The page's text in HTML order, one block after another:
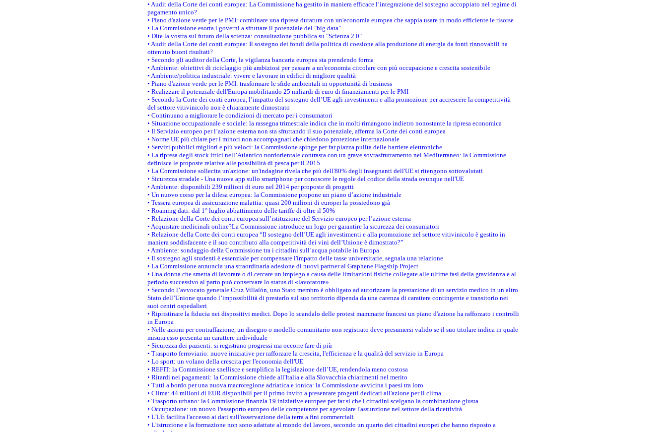
• Audit della Corte dei conti europea: La Commissione ha gestito in maniera efficace l’integrazione del sostegno accoppiato nel regime di
pagamento unico?
• Piano d'azione verde per le PMI: combinare una ripresa duratura con un'economia europea che sappia usare in modo efficiente le risorse
• La Commissione esorta i governi a sfruttare il potenziale dei "big data"
• Dite la vostra sul futuro della scienza: consultazione pubblica su "Scienza 2.0"
• Audit della Corte dei conti europea: Il sostegno dei fondi della politica di coesione alla produzione di energia da fonti rinnovabili ha
ottenuto buoni risultati?
• Secondo gli auditor della Corte, la vigilanza bancaria europea sta prendendo forma
• Ambiente: obiettivi di riciclaggio più ambiziosi per passare a un'economia circolare con più occupazione e crescita sostenibile
• Ambiente/politica industriale: vivere e lavorare in edifici di migliore qualità
• Piano d'azione verde per le PMI: trasformare le sfide ambientali in opportunità di business
• Realizzare il potenziale dell'Europa mobilitando 25 miliardi di euro di finanziamenti per le PMI
• Secondo la Corte dei conti europea, l’impatto del sostegno dell’UE agli investimenti e alla promozione per accrescere la competitività
del settore vitivinicolo non è chiaramente dimostrato
• Continuano a migliorare le condizioni di mercato per i consumatori
• Situazione occupazionale e sociale: la rassegna trimestrale indica che in molti rimangono indietro nonostante la ripresa economica
• Il Servizio europeo per l’azione esterna non sta sfruttando il suo potenziale, afferma la Corte dei conti europea
• Norme UE più chiare per i minori non accompagnati che chiedono protezione internazionale
• Servizi pubblici migliori e più veloci: la Commissione spinge per far piazza pulita delle barriere elettroniche
• La ripresa degli stock ittici nell’Atlantico nordorientale contrasta con un grave sovrasfruttamento nel Mediterraneo: la Commissione
definisce le proposte relative alle possibilità di pesca per il 2015
• La Commissione sollecita un'azione: un'indagine rivela che più dell'80% degli insegnanti dell'UE si ritengono sottovalutati
• Sicurezza stradale - Una nuova app sullo smartphone per conoscere le regole del codice della strada ovunque nell'UE
• Ambiente: disponibili 239 milioni di euro nel 2014 per proposte di progetti
• Un nuovo corso per la difesa europea: la Commissione propone un piano d’azione industriale
• Tessera europea di assicurazione malattia: quasi 200 milioni di europei la possiedono già
• Roaming dati: dal 1° luglio abbattimento delle tariffe di oltre il 50%
• Relazione della Corte dei conti europea sull’istituzione del Servizio europeo per l’azione esterna
• Acquistare medicinali online?La Commissione introduce un logo per garantire la sicurezza dei consumatori
• Relazione della Corte dei conti europea “Il sostegno dell’UE agli investimenti e alla promozione nel settore vitivinicolo è gestito in
maniera soddisfacente e il suo contributo alla competitività dei vini dell’Unione è dimostrato?”
• Ambiente: sondaggio della Commissione tra i cittadini sull’acqua potabile in Europa
• Il sostegno agli studenti è essenziale per compensare l'impatto delle tasse universitarie, segnala una relazione
• La Commissione annuncia una straordinaria adesione di nuovi partner al Graphene Flagship Project
• Una donna che smetta di lavorare o di cercare un impiego a causa delle limitazioni fisiche collegate alle ultime fasi della gravidanza e al
periodo successivo al parto può conservare lo status di «lavoratore»
• Secondo l’avvocato generale Cruz Villalón, uno Stato membro è obbligato ad autorizzare la prestazione di un servizio medico in un altro
Stato dell’Unione quando l’impossibilità di prestarlo sul suo territorio dipenda da una carenza di carattere contingente e transitorio nei
suoi centri ospedalieri
• Ripristinare la fiducia nei dispositivi medici. Dopo lo scandalo delle protesi mammarie francesi un piano d'azione ha rafforzato i controlli
in Europa
• Nelle azioni per contraffazione, un disegno o modello comunitario non registrato deve presumersi valido se il suo titolare indica in quale
misura esso presenta un carattere individuale
• Sicurezza dei pazienti: si registrano progressi ma occorre fare di più
• Trasporto ferroviario: nuove iniziative per rafforzare la crescita, l'efficienza e la qualità del servizio in Europa
• Lo sport: un volano della crescita per l'economia dell'UE
• REFIT: la Commissione snellisce e semplifica la legislazione dell’UE, rendendola meno costosa
• Ritardi nei pagamenti: la Commissione chiede all'Italia e alla Slovacchia chiarimenti nel merito
• Tutti a bordo per una nuova macroregione adriatica e ionica: la Commissione avvicina i paesi tra loro
• Clima: 44 milioni di EUR disponibili per il primo invito a presentare progetti dedicati all'azione per il clima
• Trasporto urbano: la Commissione finanzia 19 iniziative europee per far sì che i cittadini scelgano la combinazione giusta.
• Occupazione: un nuovo Passaporto europeo delle competenze per agevolare l'assunzione nel settore della ricettività
• L'UE facilita l'accesso ai dati sull'osservazione della terra a fini commerciali
• L'istruzione e la formazione non sono adattate al mondo del lavoro, secondo un quarto dei cittadini europei che hanno risposto a